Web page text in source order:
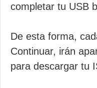
completar tu USB
De esta forma,
Continuar, irán
para descargar tu